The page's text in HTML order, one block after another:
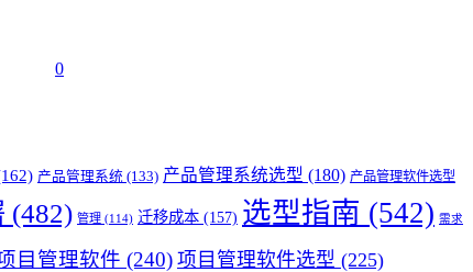
0
产品管理系统 (133) 产品管理系统选型 (180) 产品管理软件选型
(482) 管理 (114) 迁移成本 (157) 选型指南 (542) 需求
目管理软件 (240) 项目管理软件选型 (225)